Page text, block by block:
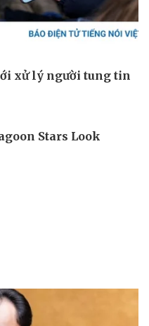
Ô tô - Xe máy